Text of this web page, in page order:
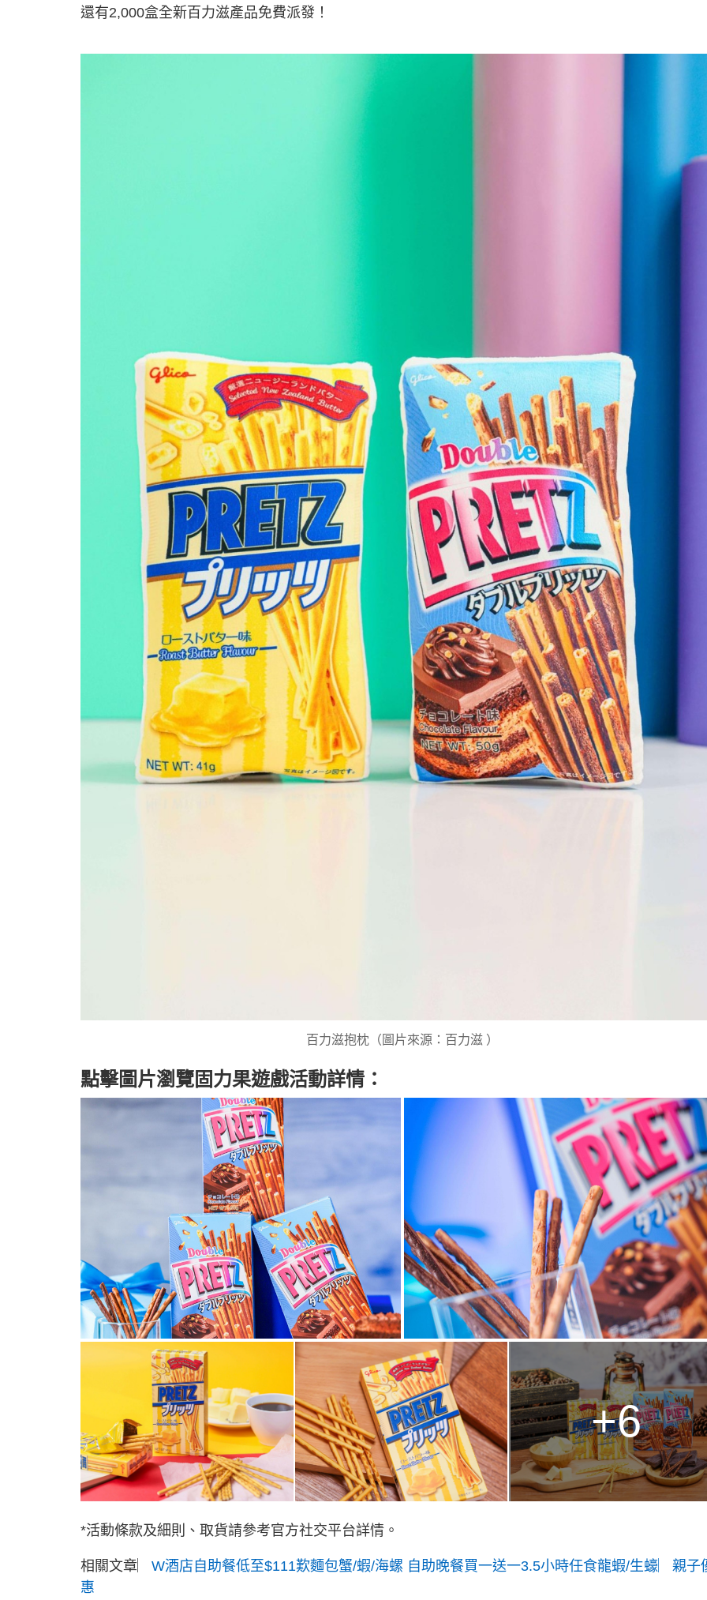
還有2,000盒全新百力滋產品免費派發！
百力滋抱枕（圖片來源：百力滋 ）
點擊圖片瀏覽固力果遊戲活動詳情：
+6
*活動條款及細則、取貨請參考官方社交平台詳情。
相關文章︳ W酒店自助餐低至$111歎麵包蟹/蝦/海螺 自助晚餐買一送一3.5小時任食龍蝦/生蠔︳親子
惠